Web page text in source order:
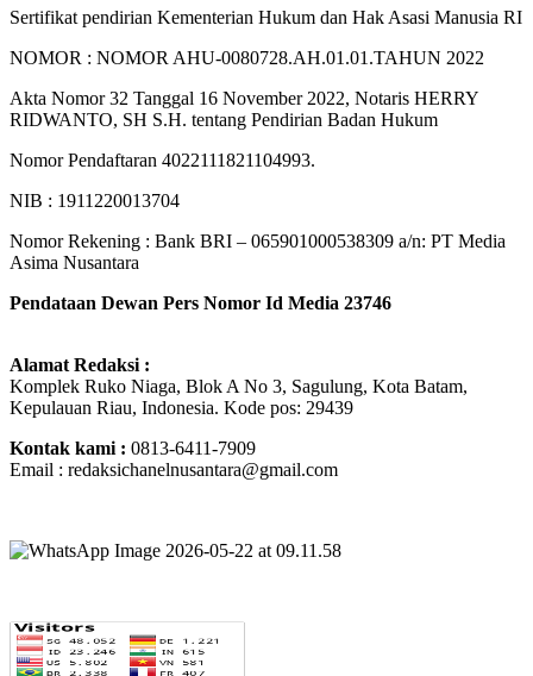
Sertifikat pendirian Kementerian Hukum dan Hak Asasi Manusia RI
NOMOR : NOMOR AHU-0080728.AH.01.01.TAHUN 2022
Akta Nomor 32 Tanggal 16 November 2022, Notaris HERRY
RIDWANTO, SH S.H. tentang Pendirian Badan Hukum
Nomor Pendaftaran 4022111821104993.
NIB : 1911220013704
Nomor Rekening : Bank BRI – 065901000538309 a/n: PT Media
Asima Nusantara
Pendataan Dewan Pers Nomor Id Media 23746
Alamat Redaksi :
Komplek Ruko Niaga, Blok A No 3, Sagulung, Kota Batam,
Kepulauan Riau, Indonesia. Kode pos: 29439
Kontak kami : 0813-6411-7909
Email : redaksichanelnusantara@gmail.com